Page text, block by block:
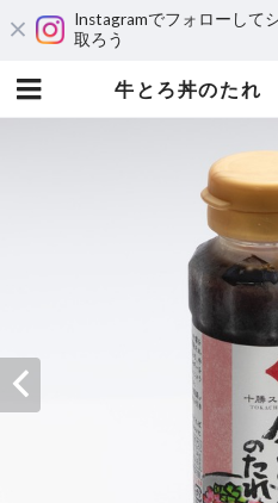
Instagramでフォローして
取ろう